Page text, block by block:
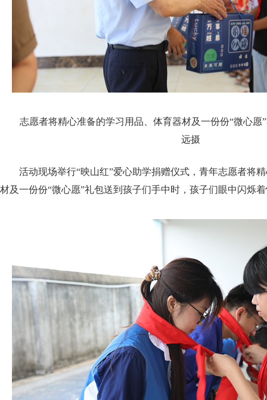
志愿者将精心准备的学习用品、体育器材及一份份“微心愿
远摄
活动现场举行“映山红”爱心助学捐赠仪式，青年志愿者将
材及一份份“微心愿”礼包送到孩子们手中时，孩子们眼中闪烁